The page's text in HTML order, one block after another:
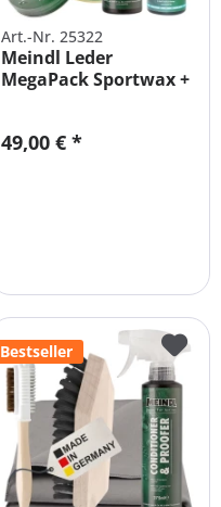
Art.-Nr. 25322
Meindl Leder
MegaPack Sportwax +
49,00 € *
Bestseller